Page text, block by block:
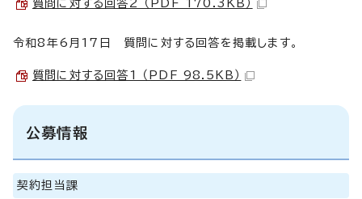
質問に対する回答2 （PDF 170.3KB）
令和8年6月17日 質問に対する回答を掲載します。
質問に対する回答1 （PDF 98.5KB）
公募情報
契約担当課